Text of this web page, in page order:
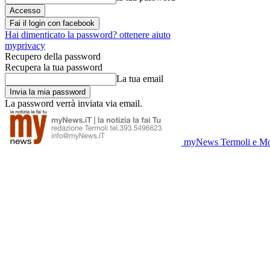
Fai il login con facebook
Hai dimenticato la password? ottenere aiuto
myprivacy
Recupero della password
Recupera la tua password
La tua email
La password verrà inviata via email.
myNews Termoli e